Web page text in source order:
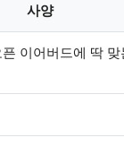
사양
이어버드에 딱 맞